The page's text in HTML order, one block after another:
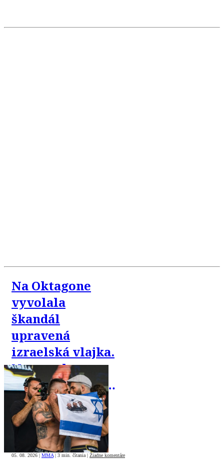
Na Oktagone
vyvolala
škandál
upravená
izraelská vlajka.
Nemec chce
teraz štartovať s
palestínskou
05. 08. 2026 | MMA | 3 min. čítania | Žiadne komentáre